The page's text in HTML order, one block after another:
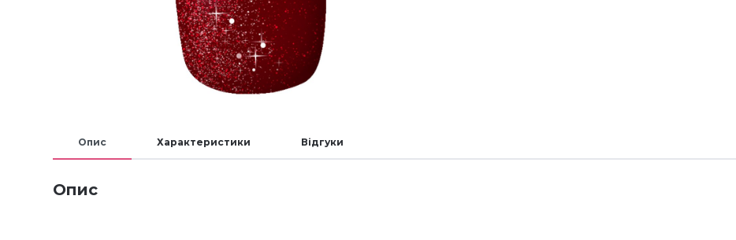
Опис Характеристики Відгуки
Опис